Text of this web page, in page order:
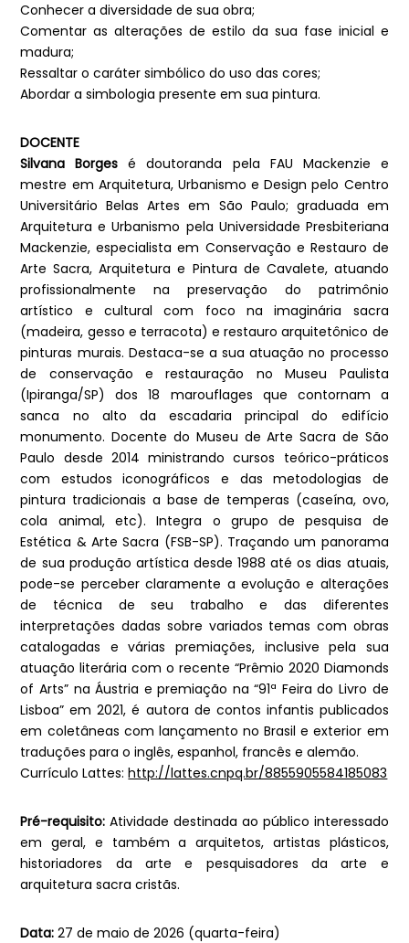
Conhecer a diversidade de sua obra;
Comentar as alterações de estilo da sua fase inicial e
madura;
Ressaltar o caráter simbólico do uso das cores;
Abordar a simbologia presente em sua pintura.
DOCENTE
Silvana Borges é doutoranda pela FAU Mackenzie e
mestre em Arquitetura, Urbanismo e Design pelo Centro
Universitário Belas Artes em São Paulo; graduada em
Arquitetura e Urbanismo pela Universidade Presbiteriana
Mackenzie, especialista em Conservação e Restauro de
Arte Sacra, Arquitetura e Pintura de Cavalete, atuando
profissionalmente na preservação do patrimônio
artístico e cultural com foco na imaginária sacra
(madeira, gesso e terracota) e restauro arquitetônico de
pinturas murais. Destaca-se a sua atuação no processo
de conservação e restauração no Museu Paulista
(Ipiranga/SP) dos 18 marouflages que contornam a
sanca no alto da escadaria principal do edifício
monumento. Docente do Museu de Arte Sacra de São
Paulo desde 2014 ministrando cursos teórico-práticos
com estudos iconográficos e das metodologias de
pintura tradicionais a base de temperas (caseína, ovo,
cola animal, etc). Integra o grupo de pesquisa de
Estética & Arte Sacra (FSB-SP). Traçando um panorama
de sua produção artística desde 1988 até os dias atuais,
pode-se perceber claramente a evolução e alterações
de técnica de seu trabalho e das diferentes
interpretações dadas sobre variados temas com obras
catalogadas e várias premiações, inclusive pela sua
atuação literária com o recente “Prêmio 2020 Diamonds
of Arts” na Áustria e premiação na “91ª Feira do Livro de
Lisboa” em 2021, é autora de contos infantis publicados
em coletâneas com lançamento no Brasil e exterior em
traduções para o inglês, espanhol, francês e alemão.
Currículo Lattes:http://lattes.cnpq.br/8855905584185083
Pré-requisito: Atividade destinada ao público interessado
em geral, e também a arquitetos, artistas plásticos,
historiadores da arte e pesquisadores da arte e
arquitetura sacra cristãs.
Data:27 de maio de 2026 (quarta-feira)